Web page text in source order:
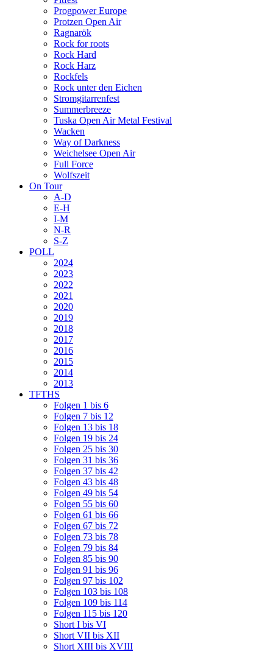
Progpower Europe
Protzen Open Air
Ragnarök
Rock for roots
Rock Hard
Rock Harz
Rockfels
Rock unter den Eichen
Stromgitarrenfest
Summerbreeze
Tuska Open Air Metal Festival
Wacken
Way of Darkness
Weichelsee Open Air
Full Force
Wolfszeit
On Tour
A-D
E-H
I-M
N-R
S-Z
POLL
2024
2023
2022
2021
2020
2019
2018
2017
2016
2015
2014
2013
TFTHS
Folgen 1 bis 6
Folgen 7 bis 12
Folgen 13 bis 18
Folgen 19 bis 24
Folgen 25 bis 30
Folgen 31 bis 36
Folgen 37 bis 42
Folgen 43 bis 48
Folgen 49 bis 54
Folgen 55 bis 60
Folgen 61 bis 66
Folgen 67 bis 72
Folgen 73 bis 78
Folgen 79 bis 84
Folgen 85 bis 90
Folgen 91 bis 96
Folgen 97 bis 102
Folgen 103 bis 108
Folgen 109 bis 114
Folgen 115 bis 120
Short I bis VI
Short VII bis XII
Short XIII bis XVIII